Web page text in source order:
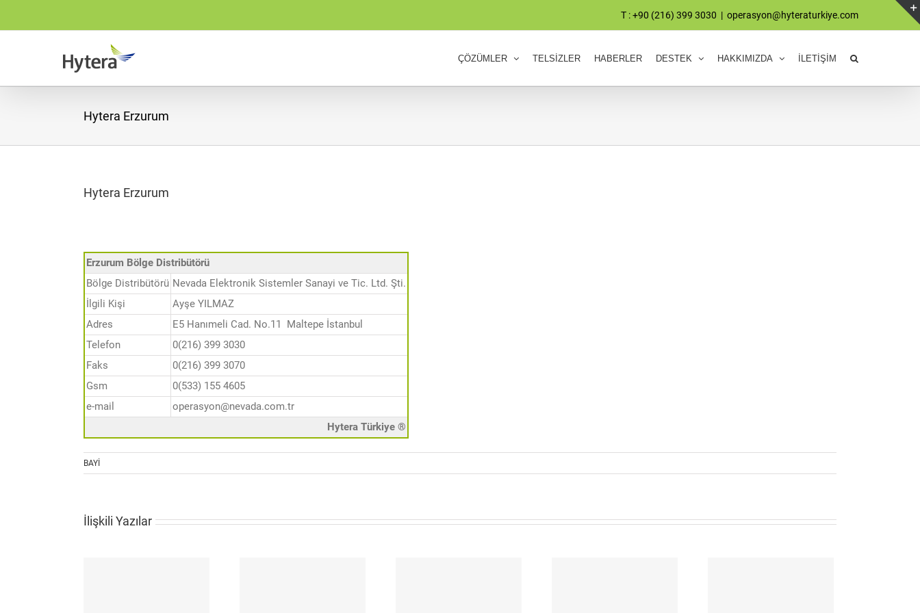
T : +90 (216) 399 3030 | operasyon@hyteraturkiye.com
ÇÖZÜMLER TELSİZLER HABERLER DESTEK HAKKIMIZDA İLETİŞİM
Hytera Erzurum
Hytera Erzurum
Erzurum Bölge Distribütörü
Bölge Distribütörü Nevada Elektronik Sistemler Sanayi ve Tic. Ltd. Şti.
İlgili Kişi
Ayşe YILMAZ
Adres
E5 Hanımeli Cad. No.11 Maltepe İstanbul
Telefon
0(216) 399 3030
Faks
0(216) 399 3070
Gsm
0(533) 155 4605
e-mail
operasyon@nevada.com.tr
Hytera Türkiye ®
BAYİ
İlişkili Yazılar